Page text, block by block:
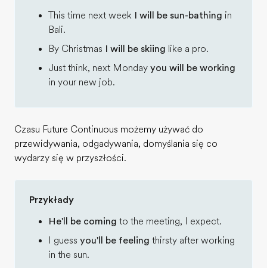
This time next week I will be sun-bathing in
Bali.
By Christmas I will be skiing like a pro.
Just think, next Monday you will be working
in your new job.
Czasu Future Continuous możemy używać do
przewidywania, odgadywania, domyślania się co
wydarzy się w przyszłości.
Przykłady
He'll be coming to the meeting, I expect.
I guess you'll be feeling thirsty after working
in the sun.